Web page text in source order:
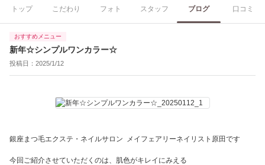
トップ こだわり フォト スタッフ ブログ 口コミ
おすすめメニュー
新年☆シンプルワンカラー☆
投稿日：2025/1/12
銀座まつ毛エクステ・ネイルサロン メイフェアリーネイリスト原田です
今回ご紹介させていただくのは、肌色がキレイにみえる